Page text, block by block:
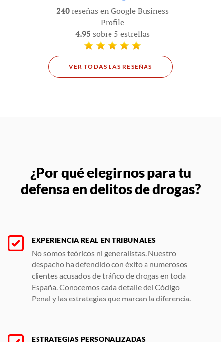
240reseñas en Google Business
Profile
4.95 sobre 5 estrellas
VER TODAS LAS RESEÑAS
¿Por qué elegirnos para tu
defensa en delitos de drogas?
EXPERIENCIA REAL EN TRIBUNALES
No somos teóricos ni generalistas. Nuestro
despacho ha defendido con éxito a numerosos
clientes acusados de tráfico de drogas en toda
España. Conocemos cada detalle del Código
Penal y las estrategias que marcan la diferencia.
ESTRATEGIAS PERSONALIZADAS